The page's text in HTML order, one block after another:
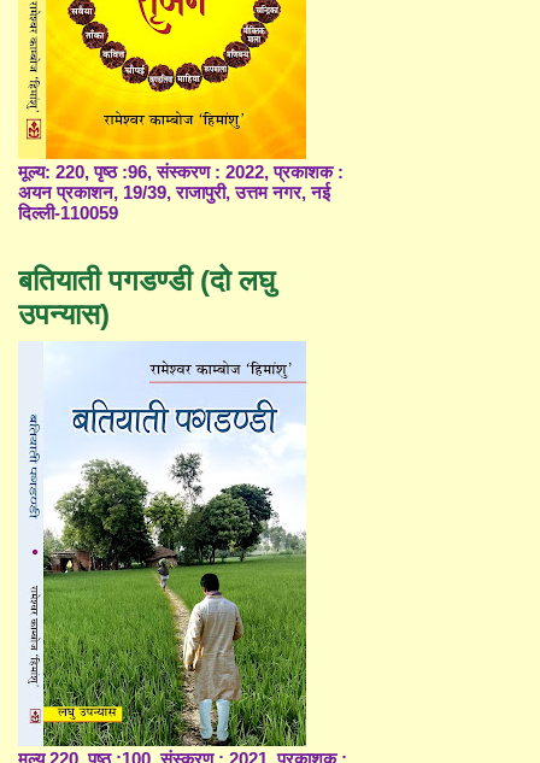
मूल्य: 220, पृष्ठ :96, संस्करण : 2022, प्रकाशक :
अयन प्रकाशन, 19/39, राजापुरी, उत्तम नगर, नई
दिल्ली-110059
बतियाती पगडण्डी (दो लघु
उपन्यास)